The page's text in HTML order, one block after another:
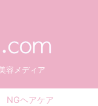
容メディア
NGヘアケア